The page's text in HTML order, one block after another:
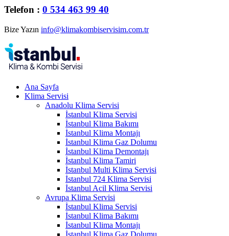
Telefon : 0 534 463 99 40
Bize Yazın info@klimakombiservisim.com.tr
Ana Sayfa
Klima Servisi
Anadolu Klima Servisi
İstanbul Klima Servisi
İstanbul Klima Bakımı
İstanbul Klima Montajı
İstanbul Klima Gaz Dolumu
İstanbul Klima Demontajı
İstanbul Klima Tamiri
İstanbul Multi Klima Servisi
İstanbul 724 Klima Servisi
İstanbul Acil Klima Servisi
Avrupa Klima Servisi
İstanbul Klima Servisi
İstanbul Klima Bakımı
İstanbul Klima Montajı
İstanbul Klima Gaz Dolumu